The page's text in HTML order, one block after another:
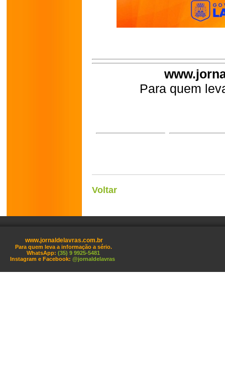
Para quem
Voltar
www.jornaldelavras.com.br
Para quem leva a informação a sério.
WhatsApp: (35) 9 9925-5481
Instagram e Facebook: @jornaldelavras